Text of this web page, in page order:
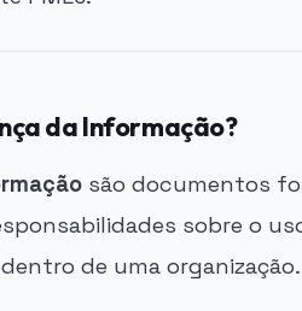
da Informação?
são documentos
sobre o
de uma organização.